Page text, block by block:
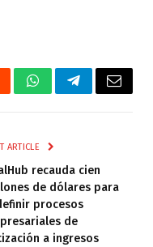
WhatsAppTelegramEmail
ARTICLE
recauda cien
de dólares para
procesos
de
a ingresos